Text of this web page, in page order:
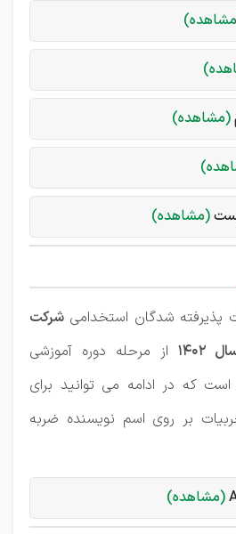
(مشاهده)
(مشاهده)
پذیرفته شدگان استخدامی شرکت
از مرحله دوره آموزشی
که در ادامه می توانید برای
بر روی اسم نویسنده ضربه
(مشاهده)